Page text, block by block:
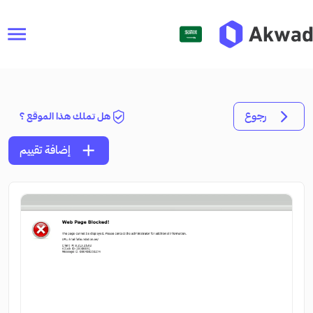
menu
رجوع هل تملك هذا الموقع ؟
add إضافة تقييم